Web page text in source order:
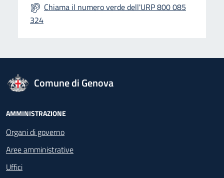
Chiama il numero verde dell'URP 800 085
324
logo Unione Europea
Comune di Genova
Footer - Navigazione
AMMINISTRAZIONE
Organi di governo
Aree amministrative
Uffici